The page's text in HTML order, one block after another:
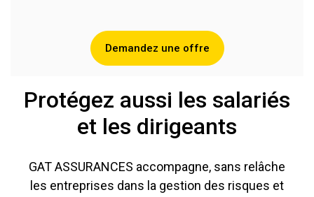
Demandez une offre
Protégez aussi les salariés
et les dirigeants
GAT ASSURANCES accompagne, sans relâche
les entreprises dans la gestion des risques et